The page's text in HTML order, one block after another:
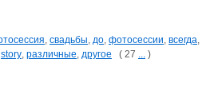
, свадьбы, до, фотосессии, всегда,
story, различные, другое ( 27 ... )